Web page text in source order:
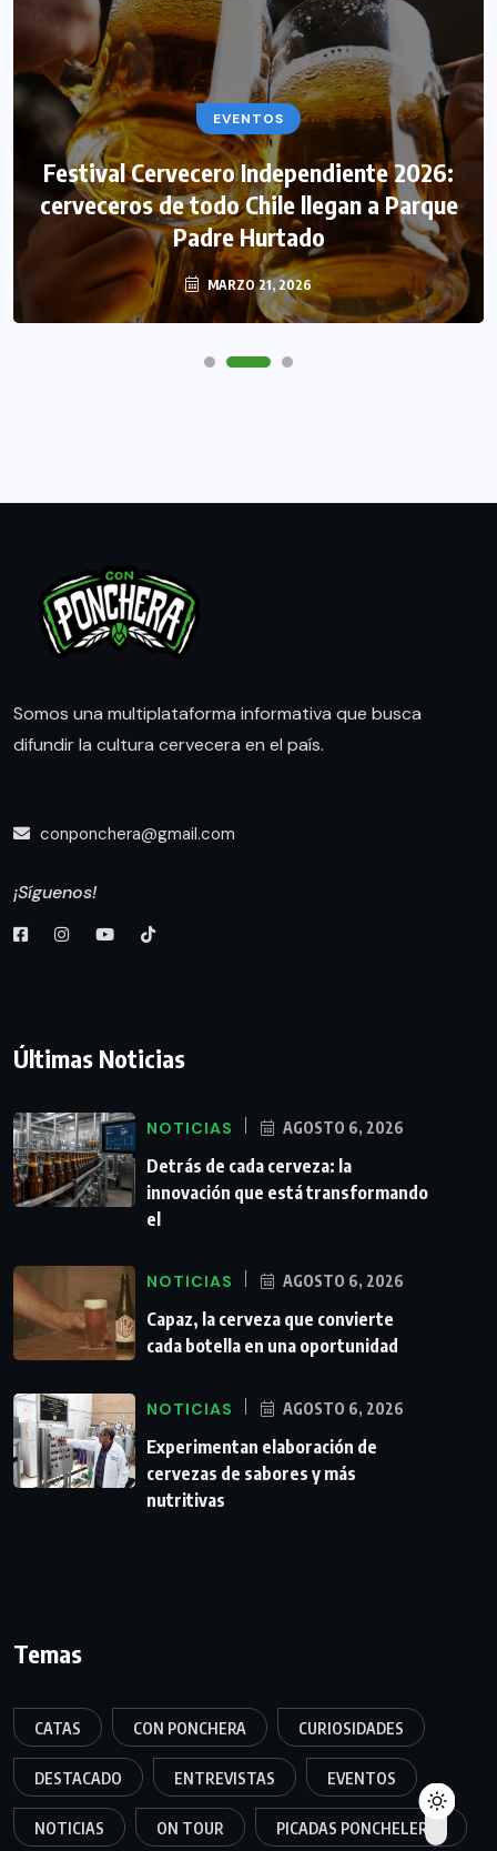
EVENTOS
Festival Cervecero Independiente 2026:
cerveceros de todo Chile llegan a Parque
Padre Hurtado
MARZO 21, 2026
Somos una multiplataforma informativa que busca
difundir la cultura cervecera en el país.
conponchera@gmail.com
¡Síguenos!
Últimas Noticias
NOTICIAS AGOSTO 6, 2026
Detrás de cada cerveza: la
innovación que está transformando
el
NOTICIAS AGOSTO 6, 2026
Capaz, la cerveza que convierte
cada botella en una oportunidad
NOTICIAS AGOSTO 6, 2026
Experimentan elaboración de
cervezas de sabores y más
nutritivas
Temas
CATAS CON PONCHERA CURIOSIDADES
DESTACADO ENTREVISTAS EVENTOS
NOTICIAS ON TOUR PICADAS PONCHELERAS